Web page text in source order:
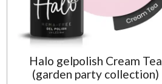
Halo gelpolish Cream Tea
(garden party collection)